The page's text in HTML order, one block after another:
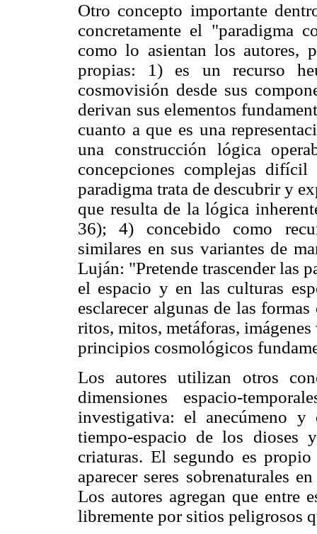
Otro concepto importante
concretamente el "paradigma
como lo asientan los autores,
propias: 1) es un recurso
cosmovisión desde sus
derivan sus elementos
cuanto a que es una
una construcción lógica
concepciones complejas
paradigma trata de descubrir y
que resulta de la lógica
36); 4) concebido como
similares en sus variantes de
Luján: "Pretende trascender las
el espacio y en las culturas
esclarecer algunas de las
ritos, mitos, metáforas,
principios cosmológicos
Los autores utilizan otros
dimensiones espacio-
investigativa: el anecúmeno
tiempo-espacio de los dioses
criaturas. El segundo es
aparecer seres sobrenaturales
Los autores agregan que entre
libremente por sitios peligrosos